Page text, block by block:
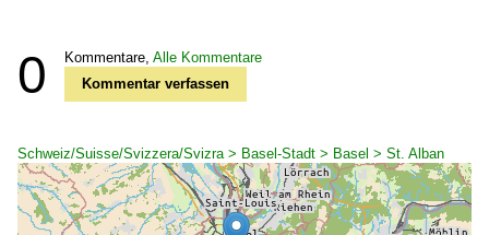
0 Kommentare, Alle Kommentare
Kommentar verfassen
Schweiz/Suisse/Svizzera/Svizra > Basel-Stadt > Basel > St. Alban